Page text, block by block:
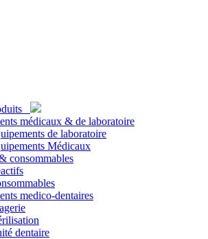
médicaux & de laboratoire
de laboratoire
Médicaux
consommables
medico-dentaires
dentaire